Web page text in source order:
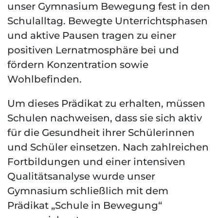
unser Gymnasium Bewegung fest in den
Schulalltag. Bewegte Unterrichtsphasen
und aktive Pausen tragen zu einer
positiven Lernatmosphäre bei und
fördern Konzentration sowie
Wohlbefinden.
Um dieses Prädikat zu erhalten, müssen
Schulen nachweisen, dass sie sich aktiv
für die Gesundheit ihrer Schülerinnen
und Schüler einsetzen. Nach zahlreichen
Fortbildungen und einer intensiven
Qualitätsanalyse wurde unser
Gymnasium schließlich mit dem
Prädikat „Schule in Bewegung“